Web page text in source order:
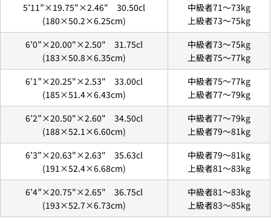
〜6'9"
新品 ¥8,800
USED ¥9,900
6'10"〜
新品
¥11,000
USED
2. メアドの横に表示されています、3点をタップしま
す。
3.「ゲストとして、チェックアウトします。」を選択
します。
5’11”×19.75"×2.46" 30.50cl
(180×50.2×6.25cm)
中級者71〜73kg
上級者73〜75kg
6’0”×20.00"×2.50" 31.75cl
(183×50.8×6.35cm)
中級者73〜75kg
上級者75〜77kg
6’1”×20.25"×2.53" 33.00cl
(185×51.4×6.43cm)
中級者75〜77kg
上級者77〜79kg
6’2”×20.50"×2.60" 34.50cl
(188×52.1×6.60cm)
中級者77〜79kg
上級者79〜81kg
6’3”×20.63"×2.63" 35.63cl
(191×52.4×6.68cm)
中級者79〜81kg
上級者81〜83kg
6’4”×20.75"×2.65" 36.75cl
(193×52.7×6.73cm)
中級者81〜83kg
上級者83〜85kg